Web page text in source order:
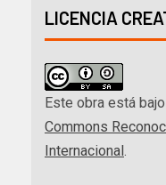
LICENCIA
Este obra está
Commons
Internacional .